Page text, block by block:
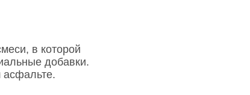
в которой
добавки.
асфальте.